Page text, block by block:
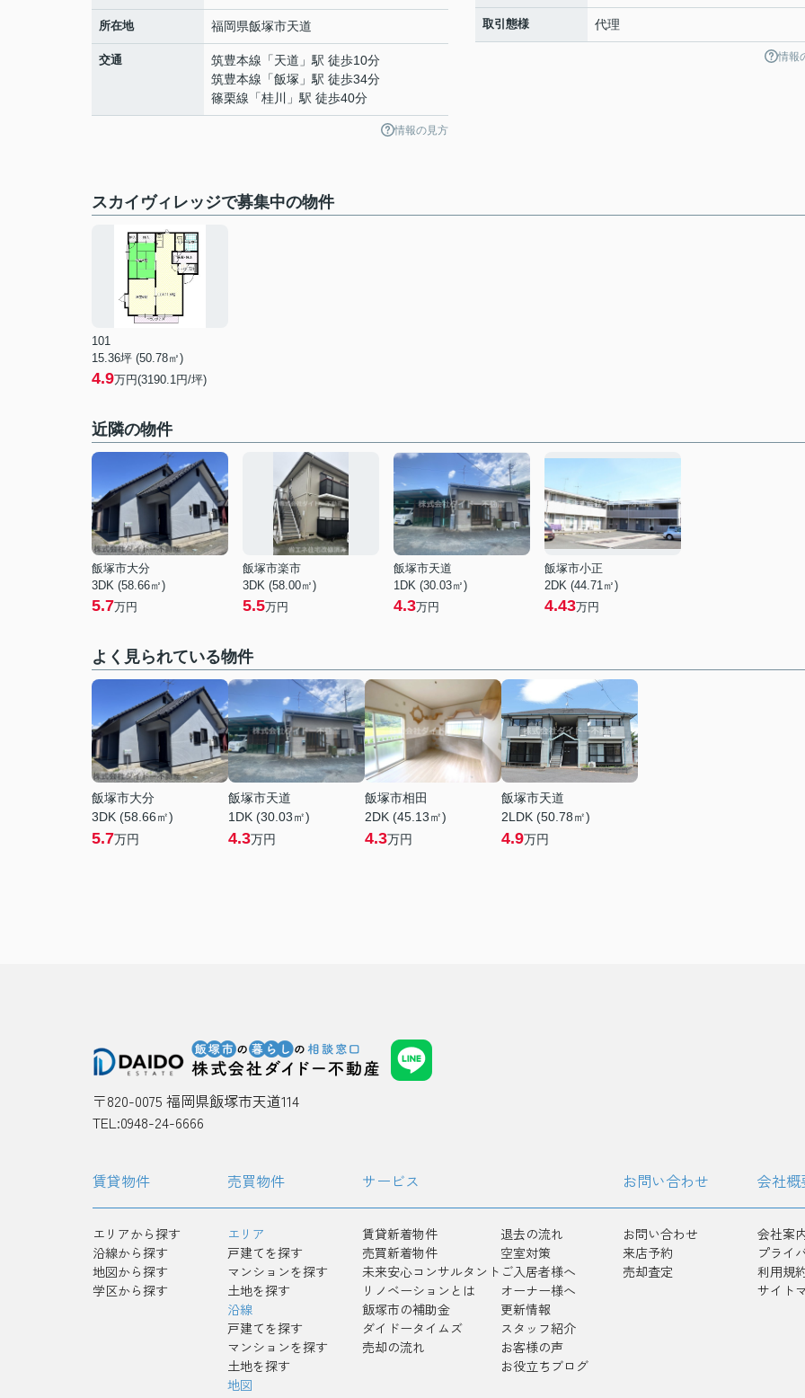
所在地 福岡県飯塚市天道
交通 筑豊本線 「天道 」駅 徒歩10分
筑豊本線 「飯塚 」駅 徒歩34分
篠栗線 「桂川 」駅 徒歩40分
情報の見方
取引態様 代理
情報
スカイヴィレッジで募集中の物件
101
15.36坪 (50.78㎡)
4.9万円(3190.1円/坪)
近隣の物件
飯塚市大分
3DK (58.66㎡)
5.7万円
飯塚市楽市
3DK (58.00㎡)
5.5万円
飯塚市天道
1DK (30.03㎡)
4.3万円
飯塚市小正
2DK (44.71㎡)
4.43万円
よく見られている物件
飯塚市大分
3DK (58.66㎡)
5.7万円
飯塚市天道
1DK (30.03㎡)
4.3万円
飯塚市相田
2DK (45.13㎡)
4.3万円
飯塚市天道
2LDK (50.78㎡)
4.9万円
〒820-0075 福岡県飯塚市天道114
TEL:0948-24-6666
賃貸物件
エリアから探す
沿線から探す
地図から探す
学区から探す
売買物件
エリア
戸建てを探す
マンションを探す
土地を探す
沿線
戸建てを探す
マンションを探す
土地を探す
地図
サービス
賃貸新着物件
売買新着物件
未来安心コンサルタント
リノベーションとは
飯塚市の補助金
ダイドータイムズ
売却の流れ
退去の流れ
空室対策
ご入居者様へ
オーナー様へ
更新情報
スタッフ紹介
お客様の声
お役立ちブログ
お問い合わせ
お問い合わせ
来店予約
売却査定
会社概
会社案
プライ
利用規
サイト